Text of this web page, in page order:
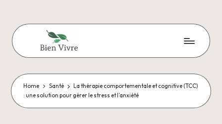
content
B
i
e
n
Pour
améliorer
sa
vie
au
Home Santé
La thérapie comportementale et cognitive (TCC)
: une solution pour gérer le stress et l’anxiété